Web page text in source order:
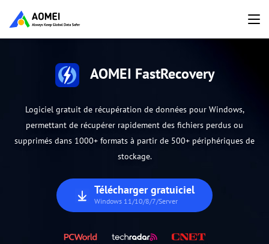
AOMEI FastRecovery
Logiciel gratuit de récupération de données pour Windows,
permettant de récupérer rapidement des fichiers perdus ou
supprimés dans 1000+ formats à partir de 500+ périphériques de
stockage.
Télécharger gratuiciel
Windows 11/10/8/7/Server